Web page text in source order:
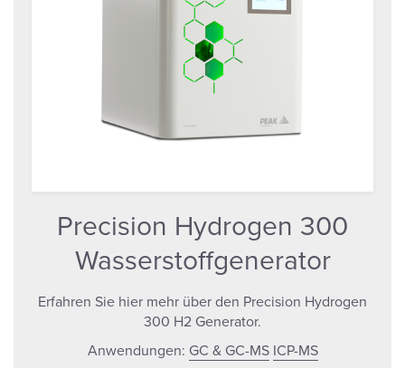
Precision Hydrogen 300
Wasserstoffgenerator
Erfahren Sie hier mehr über den Precision Hydrogen
300 H2 Generator.
Anwendungen: GC & GC-MS ICP-MS